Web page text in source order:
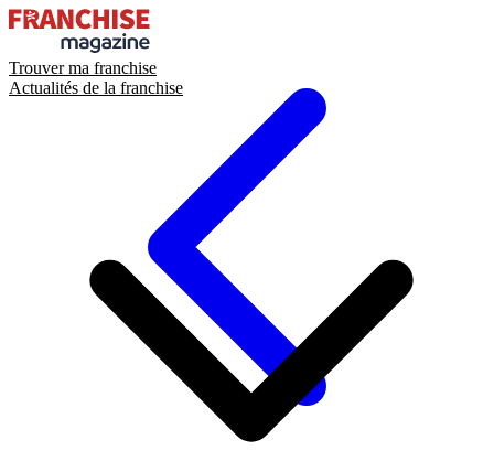
Trouver ma franchise
Actualités de la franchise